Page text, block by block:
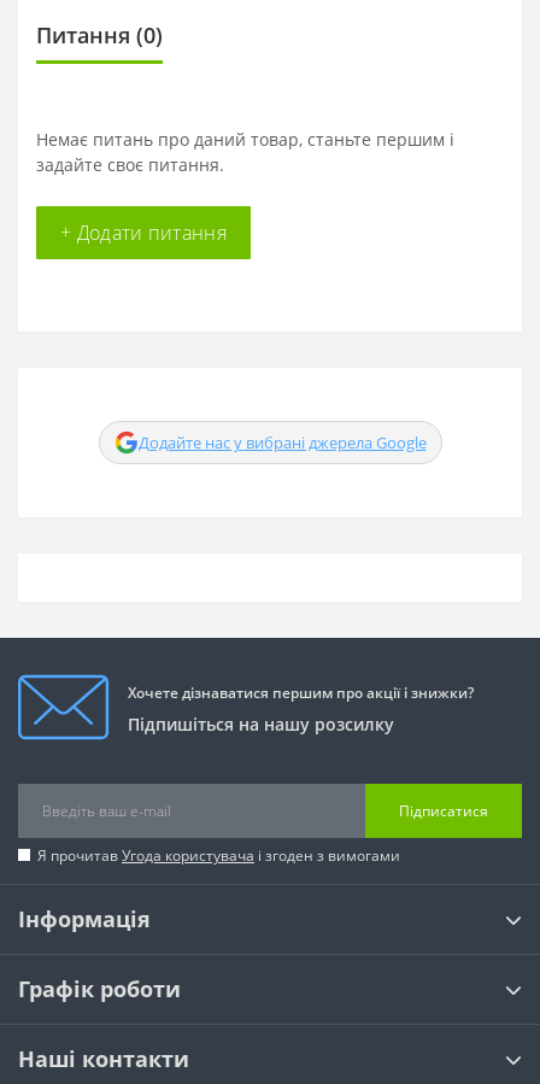
Питання (0)
Немає питань про даний товар, станьте першим і
задайте своє питання.
+ Додати питання
Додайте нас у вибрані джерела Google
Хочете дізнаватися першим про акції і знижки?
Підпишіться на нашу розсилку
Підписатися
Я прочитавУгода користувача і згоден з вимогами
Інформація
Графік роботи
Наші контакти